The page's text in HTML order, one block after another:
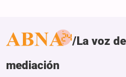
La voz
mediación